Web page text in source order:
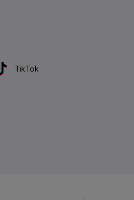
TikTok